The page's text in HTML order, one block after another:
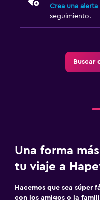
Crea una
seguimiento.
Buscar
Una forma
tu viaje a
Hacemos que sea súper
con los amigos o la